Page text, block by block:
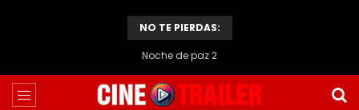
NO TE PIERDAS:
Noche de paz 2